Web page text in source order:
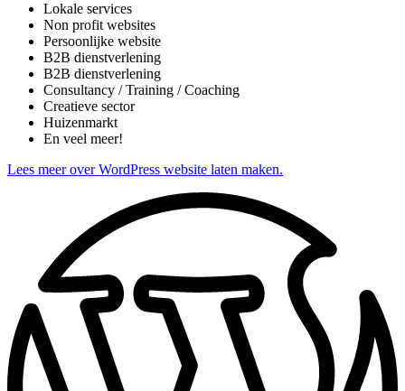
Lokale services
Non profit websites
Persoonlijke website
B2B dienstverlening
B2B dienstverlening
Consultancy / Training / Coaching
Creatieve sector
Huizenmarkt
En veel meer!
Lees meer over WordPress website laten maken.